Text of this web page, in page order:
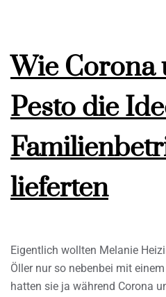
Wie Corona
Pesto die
lieferten
Eigentlich wollten Melanie
Öller nur so nebenbei mit
hatten sie ja während Corona